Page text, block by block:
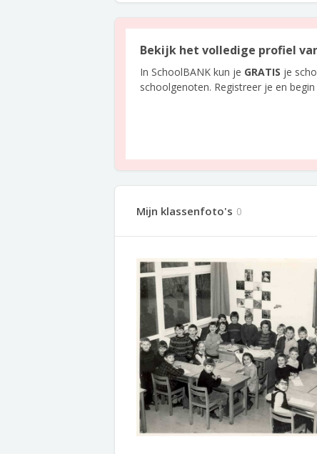
Bekijk het volledige profiel
In SchoolBANK kun je GRATIS je
schoolgenoten. Registreer je en
Mijn klassenfoto's 0